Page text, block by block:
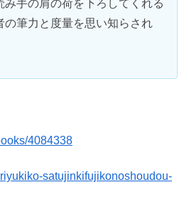
み手の肩の荷を下ろしてくれる
の筆力と度量を思い知らされ
4084338
satujinkifujikonoshoudou-